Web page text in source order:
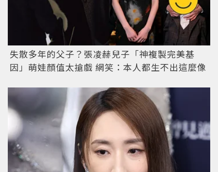
失散多年的父子？張凌赫兒子「神複製完美基
因」萌娃顏值太搶戲 網笑：本人都生不出這麼像